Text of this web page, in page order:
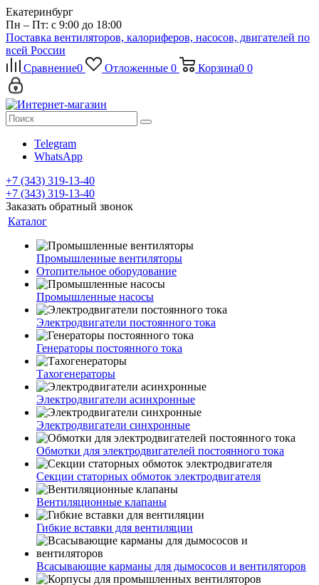
Екатеринбург
Пн – Пт: с 9:00 до 18:00
Поставка вентиляторов, калориферов, насосов, двигателей по
всей России
Сравнение0 Отложенные 0 Корзина0 0
Telegram
WhatsApp
+7 (343) 319-13-40
+7 (343) 319-13-40
Заказать обратный звонок
Каталог
Промышленные вентиляторы
Отопительное оборудование
Промышленные насосы
Электродвигатели постоянного тока
Генераторы постоянного тока
Тахогенераторы
Электродвигатели асинхронные
Электродвигатели синхронные
Обмотки для электродвигателей постоянного тока
Секции статорных обмоток электродвигателя
Вентиляционные клапаны
Гибкие вставки для вентиляции
Всасывающие карманы для дымососов и вентиляторов